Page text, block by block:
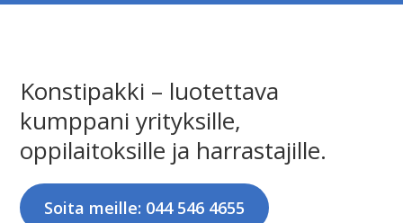
Konstipakki – luotettava
kumppani yrityksille,
oppilaitoksille ja harrastajille.
Soita meille: 044 546 4655